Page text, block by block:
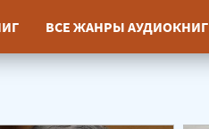
ВСЕ ЖАНРЫ АУДИОКНИГ